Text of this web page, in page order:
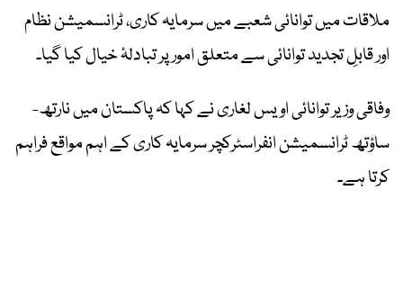
ملاقات میں توانائی شعبے میں سرمایہ کاری، ٹرانسمیشن نظام
اور قابلِ تجدید توانائی سے متعلق امور پر تبادلۂ خیال کیا گیا۔
وفاقی وزیر توانائی اویس لغاری نے کہا کہ پاکستان میں نارتھ-
ساؤتھ ٹرانسمیشن انفراسٹرکچر سرمایہ کاری کے اہم مواقع فراہم
کرتا ہے۔